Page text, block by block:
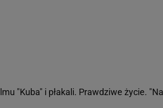
"Kuba" i płakali. Prawdziwe życie.